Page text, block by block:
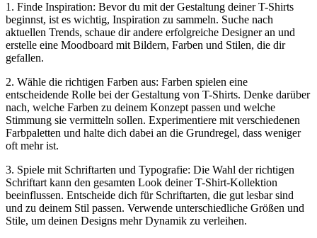
1. Finde Inspiration: Bevor du mit der Gestaltung deiner T-Shirts
beginnst, ist es wichtig, Inspiration zu sammeln. Suche nach
aktuellen Trends, schaue dir andere erfolgreiche Designer an und
erstelle eine Moodboard mit Bildern, Farben und Stilen, die dir
gefallen.
2. Wähle die richtigen Farben aus: Farben spielen eine
entscheidende Rolle bei der Gestaltung von T-Shirts. Denke darüber
nach, welche Farben zu deinem Konzept passen und welche
Stimmung sie vermitteln sollen. Experimentiere mit verschiedenen
Farbpaletten und halte dich dabei an die Grundregel, dass weniger
oft mehr ist.
3. Spiele mit Schriftarten und Typografie: Die Wahl der richtigen
Schriftart kann den gesamten Look deiner T-Shirt-Kollektion
beeinflussen. Entscheide dich für Schriftarten, die gut lesbar sind
und zu deinem Stil passen. Verwende unterschiedliche Größen und
Stile, um deinen Designs mehr Dynamik zu verleihen.